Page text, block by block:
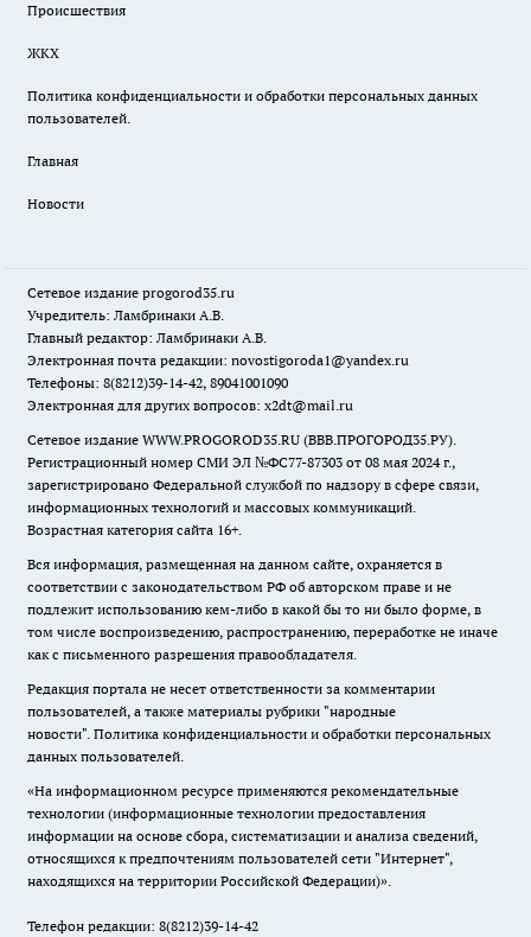
Происшествия
ЖКХ
Политика конфиденциальности и обработки персональных данных
пользователей.
Главная
Новости
Сетевое издание progorod35.ru
Учредитель: Ламбринаки А.В.
Главный редактор: Ламбринаки А.В.
Электронная почта редакции: novostigoroda1@yandex.ru
Телефоны: 8(8212)39-14-42, 89041001090
Электронная для других вопросов: x2dt@mail.ru
Сетевое издание WWW.PROGOROD35.RU (ВВВ.ПРОГОРОД35.РУ).
Регистрационный номер СМИ ЭЛ №ФС77-87303 от 08 мая 2024 г.,
зарегистрировано Федеральной службой по надзору в сфере связи,
информационных технологий и массовых коммуникаций.
Возрастная категория сайта 16+.
Вся информация, размещенная на данном сайте, охраняется в
соответствии с законодательством РФ об авторском праве и не
подлежит использованию кем-либо в какой бы то ни было форме, в
том числе воспроизведению, распространению, переработке не иначе
как с письменного разрешения правообладателя.
Редакция портала не несет ответственности за комментарии
пользователей, а также материалы рубрики "народные
новости". Политика конфиденциальности и обработки персональных
данных пользователей.
«На информационном ресурсе применяются рекомендательные
технологии (информационные технологии предоставления
информации на основе сбора, систематизации и анализа сведений,
относящихся к предпочтениям пользователей сети "Интернет",
находящихся на территории Российской Федерации)».
Телефон редакции: 8(8212)39-14-42